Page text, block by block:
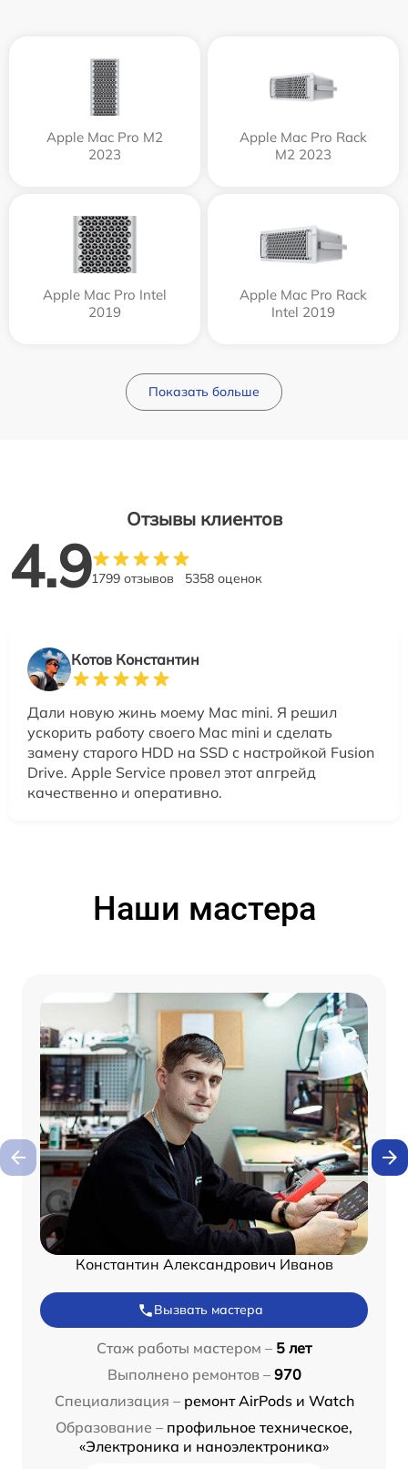
Apple Mac Pro M2
2023
Apple Mac Pro Rack
M2 2023
Apple Mac Pro Intel
2019
Apple Mac Pro Rack
Intel 2019
Показать больше
Отзывы клиентов
4.91799 отзывов 5358 оценок
Котов Константин
Дали новую жинь моему Mac mini. Я решил
ускорить работу своего Mac mini и сделать
замену старого HDD на SSD с настройкой Fusion
Drive. Apple Service провел этот апгрейд
качественно и оперативно.
Наши мастера
Константин Александрович Иванов
Вызвать мастера
Стаж работы мастером – 5 лет
Выполнено ремонтов – 970
Специализация – ремонт AirPods и Watch
Образование – профильное техническое,
«Электроника и наноэлектроника»